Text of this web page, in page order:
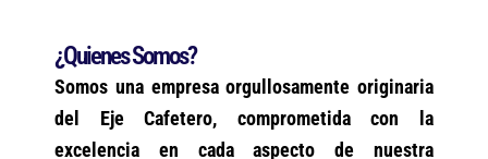
¿Quienes Somos?
Somos una empresa orgullosamente originaria
del Eje Cafetero, comprometida con la
excelencia en cada aspecto de nuestra